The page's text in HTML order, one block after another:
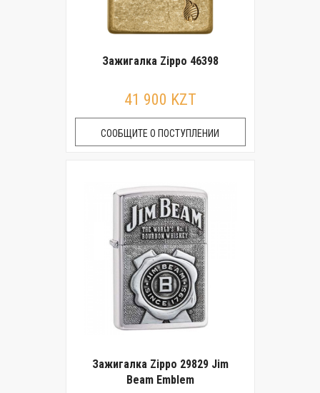
Зажигалка Zippo 46398
41 900 KZT
СООБЩИТЕ О ПОСТУПЛЕНИИ
Зажигалка Zippo 29829 Jim
Beam Emblem